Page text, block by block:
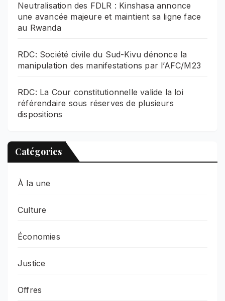
Neutralisation des FDLR : Kinshasa annonce
une avancée majeure et maintient sa ligne face
au Rwanda
RDC: Société civile du Sud-Kivu dénonce la
manipulation des manifestations par l’AFC/M23
RDC: La Cour constitutionnelle valide la loi
référendaire sous réserves de plusieurs
dispositions
Catégories
À la une
Culture
Économies
Justice
Offres